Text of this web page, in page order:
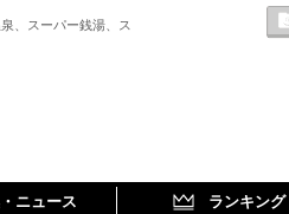
、スーパー銭湯、ス
ニュース ランキング